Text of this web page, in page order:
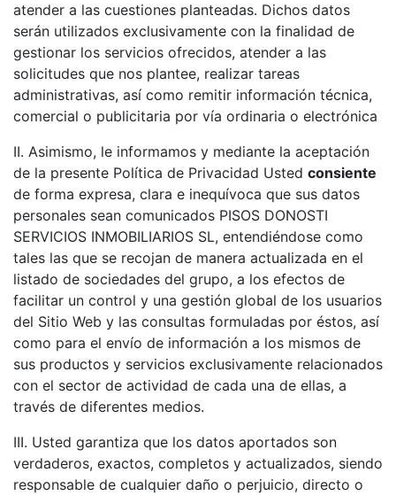
atender a las cuestiones planteadas. Dichos datos
serán utilizados exclusivamente con la finalidad de
gestionar los servicios ofrecidos, atender a las
solicitudes que nos plantee, realizar tareas
administrativas, así como remitir información técnica,
comercial o publicitaria por vía ordinaria o electrónica
II. Asimismo, le informamos y mediante la aceptación
de la presente Política de Privacidad Usted consiente
de forma expresa, clara e inequívoca que sus datos
personales sean comunicados PISOS DONOSTI
SERVICIOS INMOBILIARIOS SL, entendiéndose como
tales las que se recojan de manera actualizada en el
listado de sociedades del grupo, a los efectos de
facilitar un control y una gestión global de los usuarios
del Sitio Web y las consultas formuladas por éstos, así
como para el envío de información a los mismos de
sus productos y servicios exclusivamente relacionados
con el sector de actividad de cada una de ellas, a
través de diferentes medios.
III. Usted garantiza que los datos aportados son
verdaderos, exactos, completos y actualizados, siendo
responsable de cualquier daño o perjuicio, directo o